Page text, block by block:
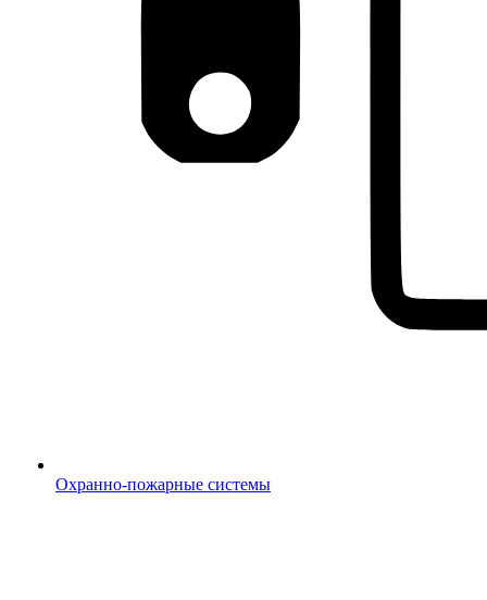
Охранно-пожарные системы